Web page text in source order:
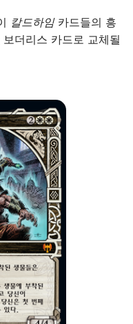
칼드하임카드들의 흥
더리스 카드로 교체될